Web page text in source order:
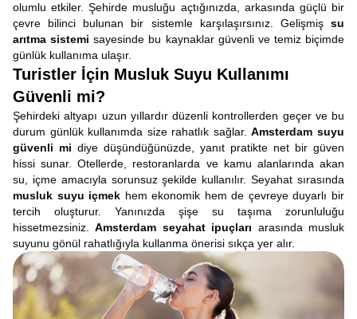
olumlu etkiler. Şehirde musluğu açtığınızda, arkasında güçlü bir
çevre bilinci bulunan bir sistemle karşılaşırsınız. Gelişmiş su
arıtma sistemi sayesinde bu kaynaklar güvenli ve temiz biçimde
günlük kullanıma ulaşır.
Turistler İçin Musluk Suyu Kullanımı
Güvenli mi?
Şehirdeki altyapı uzun yıllardır düzenli kontrollerden geçer ve bu
durum günlük kullanımda size rahatlık sağlar.Amsterdam suyu
güvenli mi diye düşündüğünüzde, yanıt pratikte net bir güven
hissi sunar. Otellerde, restoranlarda ve kamu alanlarında akan
su, içme amacıyla sorunsuz şekilde kullanılır. Seyahat sırasında
musluk suyu içmek hem ekonomik hem de çevreye duyarlı bir
tercih oluşturur. Yanınızda şişe su taşıma zorunluluğu
hissetmezsiniz.Amsterdam seyahat ipuçları arasında musluk
suyunu gönül rahatlığıyla kullanma önerisi sıkça yer alır.